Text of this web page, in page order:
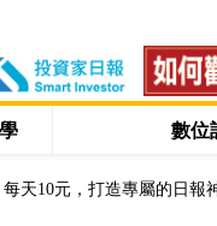
數位
每天10元，打造專屬的日報